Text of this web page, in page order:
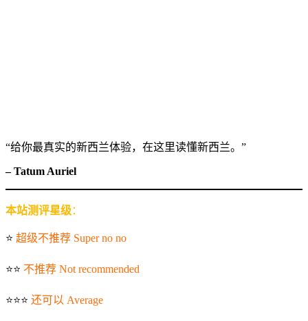
“给你最真实的新西兰体验，在这里读懂新西兰。”
– Tatum Auriel
本站测评星级：
⭐️ 超级不推荐 Super no no
⭐️⭐️ 不推荐 Not recommended
⭐️⭐️⭐️ 还可以 Average